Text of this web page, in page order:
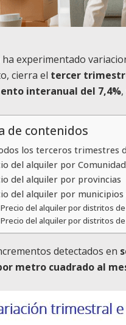
ha experimentado
cierra el tercer
interanual del 7,4%
de contenidos
los terceros trimestres
del alquiler por
del alquiler por provincias
del alquiler por municipios
Precio del alquiler por distritos
Precio del alquiler por distritos
detectados en
metro cuadrado al